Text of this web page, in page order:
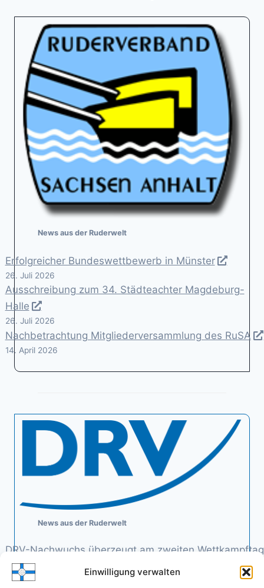
Einwilligung verwalten
News aus der Ruderwelt
Erfolgreicher Bundeswettbewerb in Münster
26. Juli 2026
Ausschreibung zum 34. Städteachter Magdeburg-
Halle
26. Juli 2026
Nachbetrachtung Mitgliederversammlung des RuSA
14. April 2026
News aus der Ruderwelt
DRV-Nachwuchs überzeugt am zweiten Wettkampftag
– beide Doppelvierer gewinnen ihre Halbfinals
7. August 2026